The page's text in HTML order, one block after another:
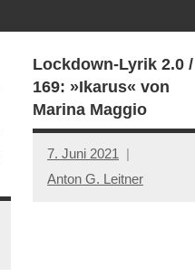
Lockdown-Lyrik 2.0 /
169: »Ikarus« von
Marina Maggio
7. Juni 2021
Anton G. Leitner